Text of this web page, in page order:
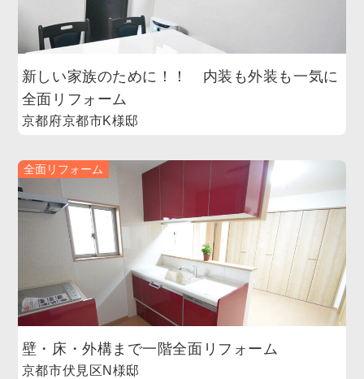
新しい家族のために！！ 内装も外装も一気に
全面リフォーム
京都府京都市K様邸
全面リフォーム
壁・床・外構まで一階全面リフォーム
京都市伏見区N様邸